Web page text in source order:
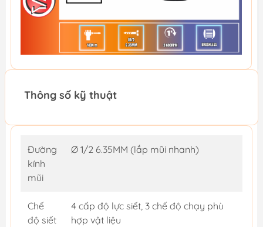
Thông số kỹ thuật
Đường
kính
mũi
Ø 1/2 6.35MM (lắp mũi nhanh)
Chế
độ siết
4 cấp độ lực siết, 3 chế độ chạy phù
hợp vật liệu